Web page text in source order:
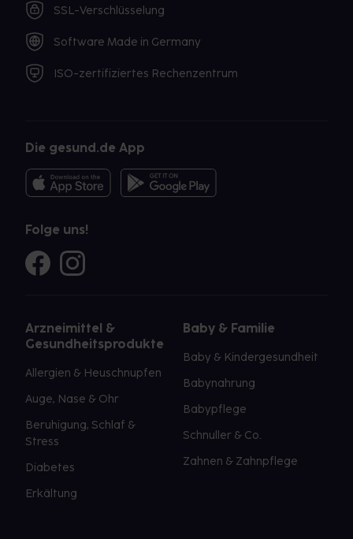
SSL-Verschlüsselung
Software Made in Germany
ISO-zertifiziertes Rechenzentrum
Die gesund.de App
Folge uns!
Arzneimittel &
Gesundheitsprodukte
Allergien & Heuschnupfen
Auge, Nase & Ohr
Beruhigung, Schlaf &
Stress
Diabetes
Erkältung
Baby & Familie
Baby & Kindergesundheit
Babynahrung
Babypflege
Schnuller & Co.
Zahnen & Zahnpflege